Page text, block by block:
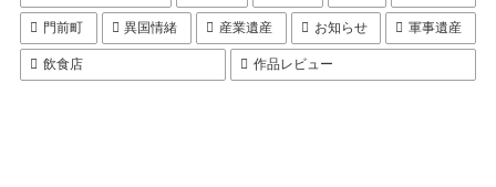
門前町 異国情緒 産業遺産 お知らせ 軍事遺産
飲食店 作品レビュー